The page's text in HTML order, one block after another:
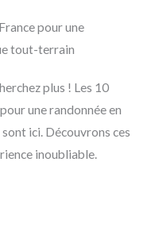
pour une
tout-terrain
plus ! Les 10
une randonnée en
ici. Découvrons ces
inoubliable.